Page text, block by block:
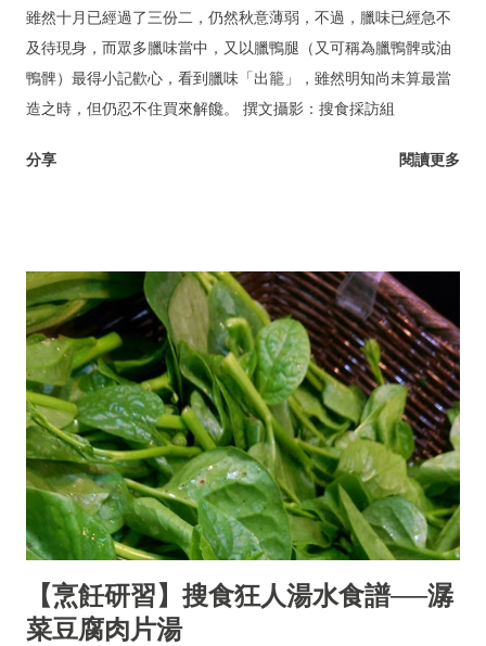
雖然十月已經過了三份二，仍然秋意薄弱，不過，臘味已經急不
及待現身，而眾多臘味當中，又以臘鴨腿（又可稱為臘鴨髀或油
鴨髀）最得小記歡心，看到臘味「出籠」，雖然明知尚未算最當
造之時，但仍忍不住買來解饞。 撰文攝影：搜食採訪組
分享 閱讀更多
【烹飪研習】搜食狂人湯水食譜──潺
菜豆腐肉片湯